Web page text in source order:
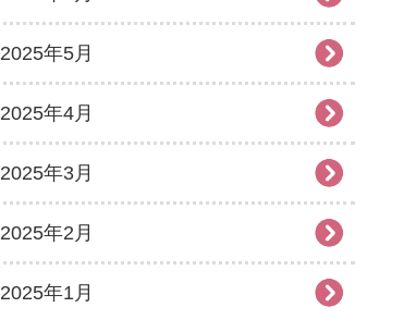
2025年5月
2025年4月
2025年3月
2025年2月
2025年1月